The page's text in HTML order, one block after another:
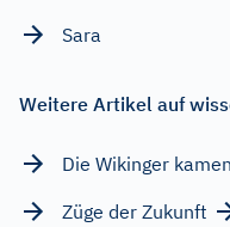
Sara
Weitere Artikel auf
Die Wikinger
Züge der Zukunft